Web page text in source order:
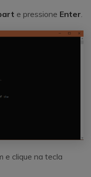
e pressione Enter.
e clique na tecla